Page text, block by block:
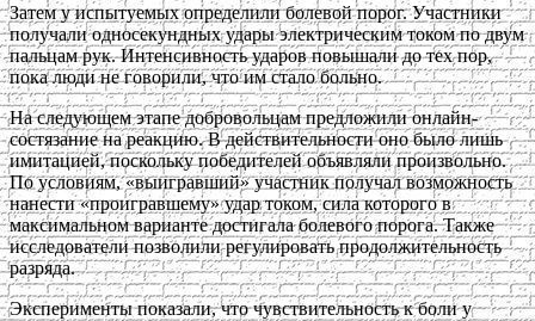
Затем у испытуемых определили болевой порог. Участники
получали односекундных удары электрическим током по двум
пальцам рук. Интенсивность ударов повышали до тех пор,
пока люди не говорили, что им стало больно.
На следующем этапе добровольцам предложили онлайн-
состязание на реакцию. В действительности оно было лишь
имитацией, поскольку победителей объявляли произвольно.
По условиям, «выигравший» участник получал возможность
нанести «проигравшему» удар током, сила которого в
максимальном варианте достигала болевого порога. Также
исследователи позволили регулировать продолжительность
разряда.
Эксперименты показали, что чувствительность к боли у